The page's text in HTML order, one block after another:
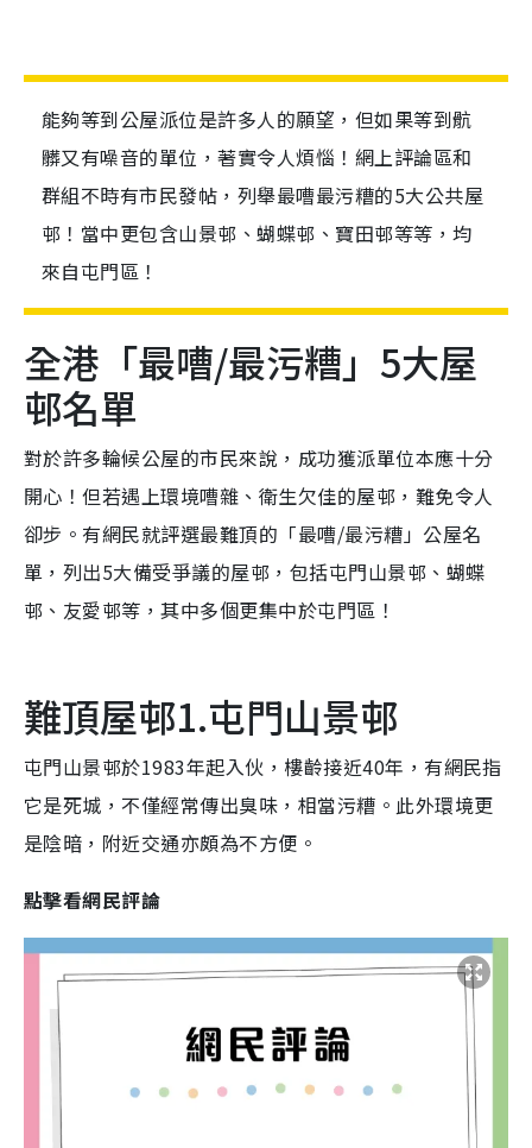
能夠等到公屋派位是許多人的願望，但如果等到骯
髒又有噪音的單位，著實令人煩惱！網上評論區和
群組不時有市民發帖，列舉最嘈最污糟的5大公共屋
邨！當中更包含山景邨、蝴蝶邨、寶田邨等等，均
來自屯門區！
全港「最嘈/最污糟」5大屋
邨名單
對於許多輪候公屋的市民來說，成功獲派單位本應十分
開心！但若遇上環境嘈雜、衛生欠佳的屋邨，難免令人
卻步。有網民就評選最難頂的「最嘈/最污糟」公屋名
單，列出5大備受爭議的屋邨，包括屯門山景邨、蝴蝶
邨、友愛邨等，其中多個更集中於屯門區！
難頂屋邨1.屯門山景邨
屯門山景邨於1983年起入伙，樓齡接近40年，有網民指
它是死城，不僅經常傳出臭味，相當污糟。此外環境更
是陰暗，附近交通亦頗為不方便。
點擊看網民評論